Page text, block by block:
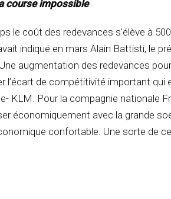
course impossible
le coût des redevances s’élève à
indiqué en mars Alain Battisti, le
Une augmentation des redevances
l’écart de compétitivité important qui
KLM. Pour la compagnie nationale
économiquement avec la grande
confortable. Une sorte de